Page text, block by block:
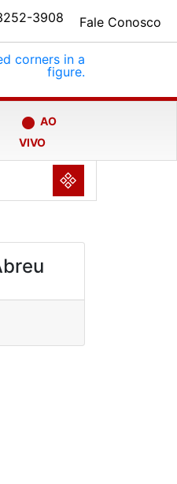
Fale Conosco
3908
fiber_manual_record AO
VIVO
NULL